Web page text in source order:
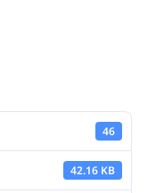
46
42.16 KB